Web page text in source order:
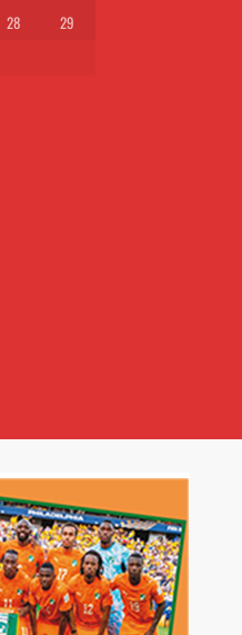
28
29